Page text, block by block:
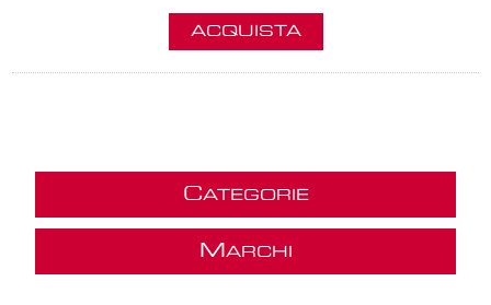
ACQUISTA
CATEGORIE
M ARCHI